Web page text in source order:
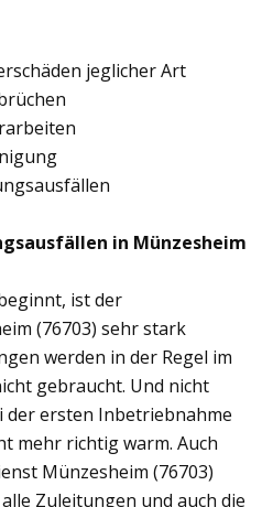
jeglicher Art
in Münzesheim
ist der
(76703) sehr stark
werden in der Regel im
gebraucht. Und nicht
der ersten Inbetriebnahme
mehr richtig warm. Auch
Münzesheim (76703)
Zuleitungen und auch die